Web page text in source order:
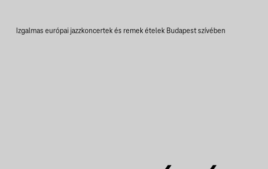
Izgalmas európai jazzkoncertek és remek ételek Budapest szívében